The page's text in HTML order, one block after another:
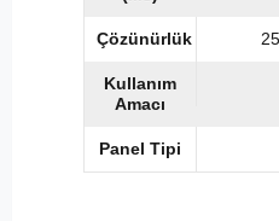
Çözünürlük
Kullanım
Amacı
Panel Tipi